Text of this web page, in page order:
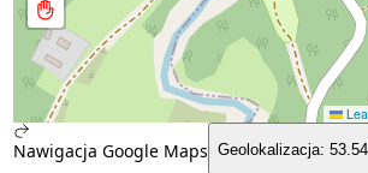
Nawigacja Google Maps Geolokalizacja: